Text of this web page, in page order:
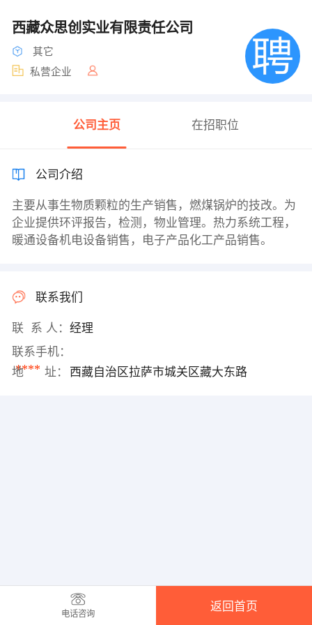
西藏众思创实业有限责任公司
其它
私营企业
公司主页 在招职位
公司介绍
主要从事生物质颗粒的生产销售，燃煤锅炉的技改。为
企业提供环评报告，检测，物业管理。热力系统工程，
暖通设备机电设备销售，电子产品化工产品销售。
联系我们
联 系 人： 经理
联系手机：
****
地 址： 西藏自治区拉萨市城关区藏大东路
电话咨询
返回首页